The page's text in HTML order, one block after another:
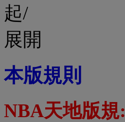
本版規則
NBA天地版規: